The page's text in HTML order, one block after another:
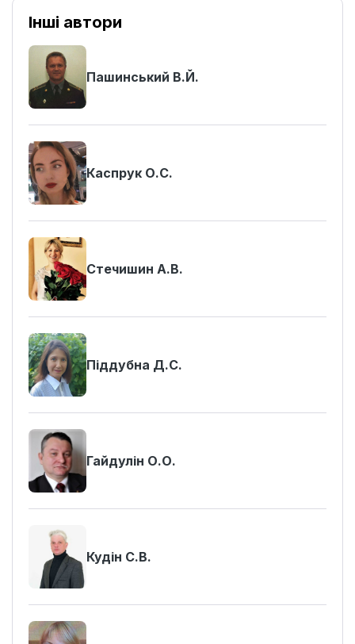
Інші автори
Пашинський В.Й.
Каспрук О.С.
Стечишин А.В.
Піддубна Д.С.
Гайдулін О.О.
Кудін С.В.